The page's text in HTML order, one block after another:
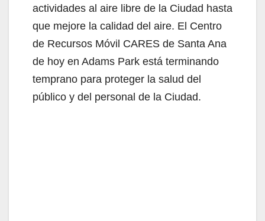
actividades al aire libre de la Ciudad hasta
que mejore la calidad del aire. El Centro
de Recursos Móvil CARES de Santa Ana
de hoy en Adams Park está terminando
temprano para proteger la salud del
público y del personal de la Ciudad.